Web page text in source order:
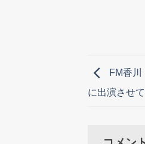
FM香川
に出演させ